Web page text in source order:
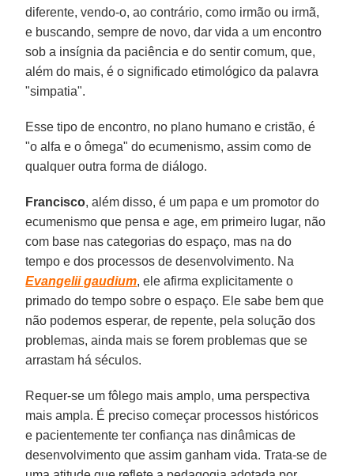
diferente, vendo-o, ao contrário, como irmão ou irmã,
e buscando, sempre de novo, dar vida a um encontro
sob a insígnia da paciência e do sentir comum, que,
além do mais, é o significado etimológico da palavra
"simpatia".
Esse tipo de encontro, no plano humano e cristão, é
"o alfa e o ômega" do ecumenismo, assim como de
qualquer outra forma de diálogo.
Francisco, além disso, é um papa e um promotor do
ecumenismo que pensa e age, em primeiro lugar, não
com base nas categorias do espaço, mas na do
tempo e dos processos de desenvolvimento. Na
Evangelii gaudium, ele afirma explicitamente o
primado do tempo sobre o espaço. Ele sabe bem que
não podemos esperar, de repente, pela solução dos
problemas, ainda mais se forem problemas que se
arrastam há séculos.
Requer-se um fôlego mais amplo, uma perspectiva
mais ampla. É preciso começar processos históricos
e pacientemente ter confiança nas dinâmicas de
desenvolvimento que assim ganham vida. Trata-se de